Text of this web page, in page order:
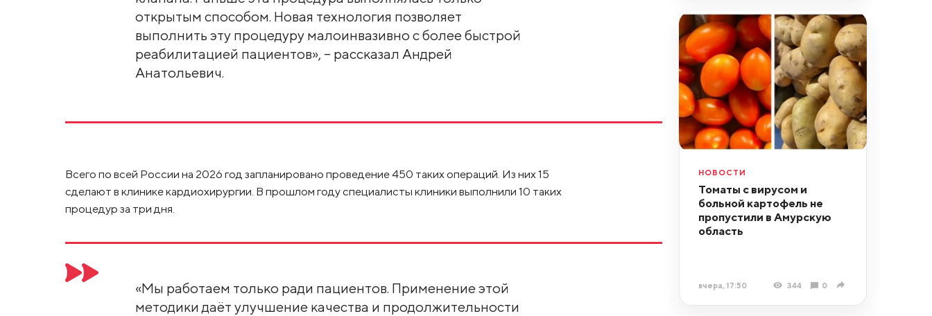
открытым способом. Новая технология позволяет
выполнить эту процедуру малоинвазивно с более быстрой
реабилитацией пациентов», – рассказал Андрей
Анатольевич.
Всего по всей России на 2026 год запланировано проведение 450 таких операций. Из них 15
сделают в клинике кардиохирургии. В прошлом году специалисты клиники выполнили 10 таких
процедур за три дня.
«Мы работаем только ради пациентов. Применение этой
методики даёт улучшение качества и продолжительности
НОВОСТИ
Томаты с вирусом и
больной картофель не
пропустили в Амурскую
область
вчера, 17:50 344 0